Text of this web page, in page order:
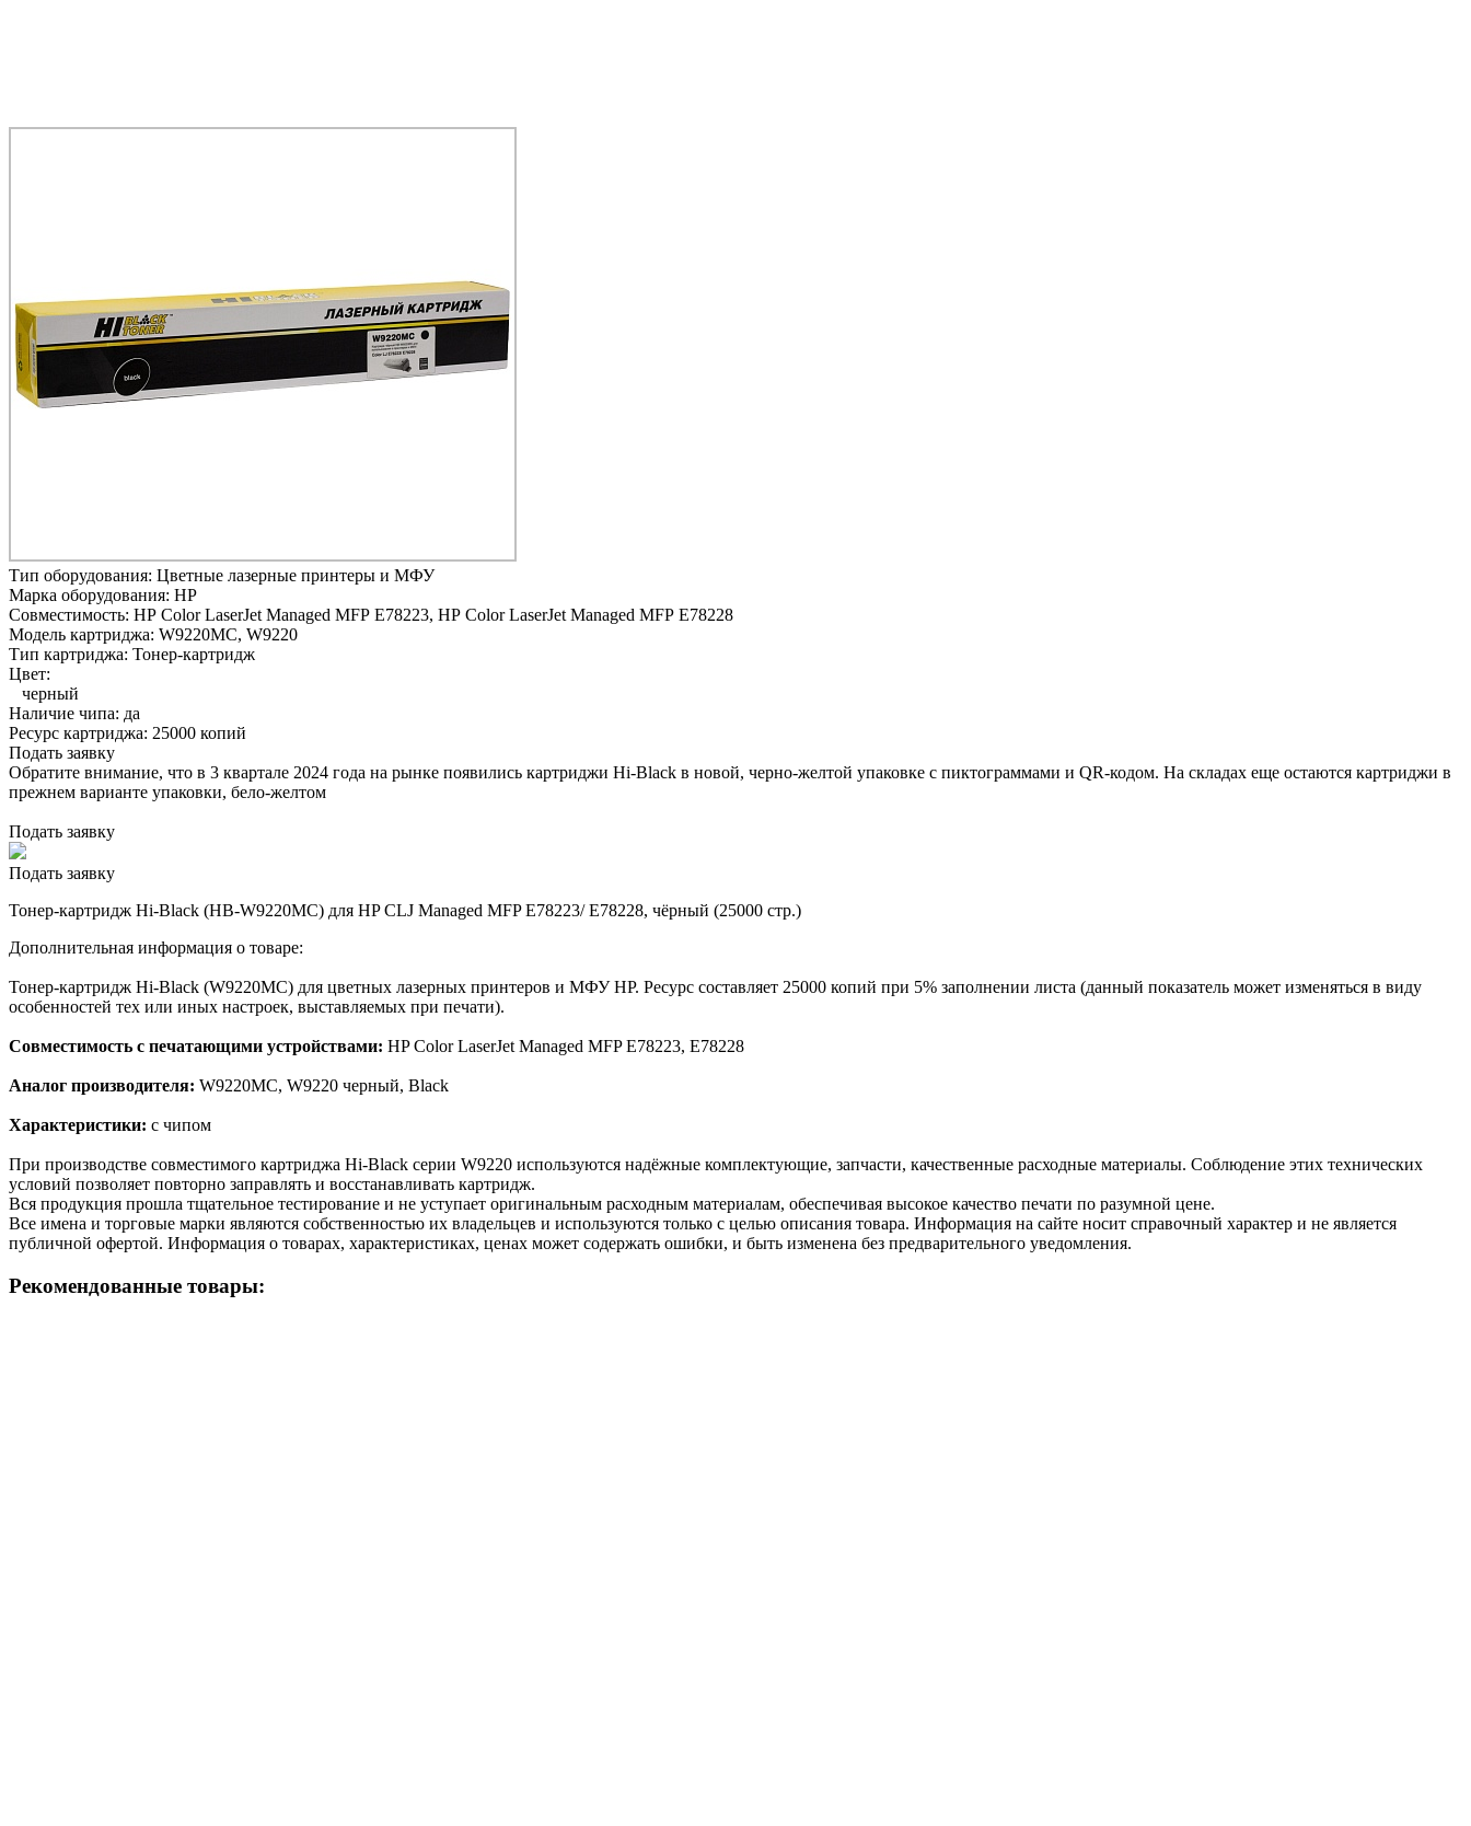
Тип оборудования: Цветные лазерные принтеры и МФУ
Марка оборудования: HP
Совместимость: HP Color LaserJet Managed MFP E78223, HP Color LaserJet Managed MFP E78228
Модель картриджа: W9220MC, W9220
Тип картриджа: Тонер-картридж
Цвет:
черный
Наличие чипа: да
Ресурс картриджа: 25000 копий
Подать заявку
Обратите внимание, что в 3 квартале 2024 года на рынке появились картриджи Hi-Black в новой, черно-желтой упаковке с пиктограммами и QR-кодом. На складах еще остаются картриджи в
прежнем варианте упаковки, бело-желтом
Подать заявку
Подать заявку
Тонер-картридж Hi-Black (HB-W9220MC) для HP CLJ Managed MFP E78223/ E78228, чёрный (25000 стр.)
Дополнительная информация о товаре:
Тонер-картридж Hi-Black (W9220MC) для цветных лазерных принтеров и МФУ HP. Ресурс составляет 25000 копий при 5% заполнении листа (данный показатель может изменяться в виду
особенностей тех или иных настроек, выставляемых при печати).
Совместимость с печатающими устройствами: HP Color LaserJet Managed MFP E78223, E78228
Аналог производителя: W9220MC, W9220 черный, Black
Характеристики: с чипом
При производстве совместимого картриджа Hi-Black серии W9220 используются надёжные комплектующие, запчасти, качественные расходные материалы. Соблюдение этих технических
условий позволяет повторно заправлять и восстанавливать картридж.
Вся продукция прошла тщательное тестирование и не уступает оригинальным расходным материалам, обеспечивая высокое качество печати по разумной цене.
Все имена и торговые марки являются собственностью их владельцев и используются только с целью описания товара. Информация на сайте носит справочный характер и не является
публичной офертой. Информация о товарах, характеристиках, ценах может содержать ошибки, и быть изменена без предварительного уведомления.
Рекомендованные товары: